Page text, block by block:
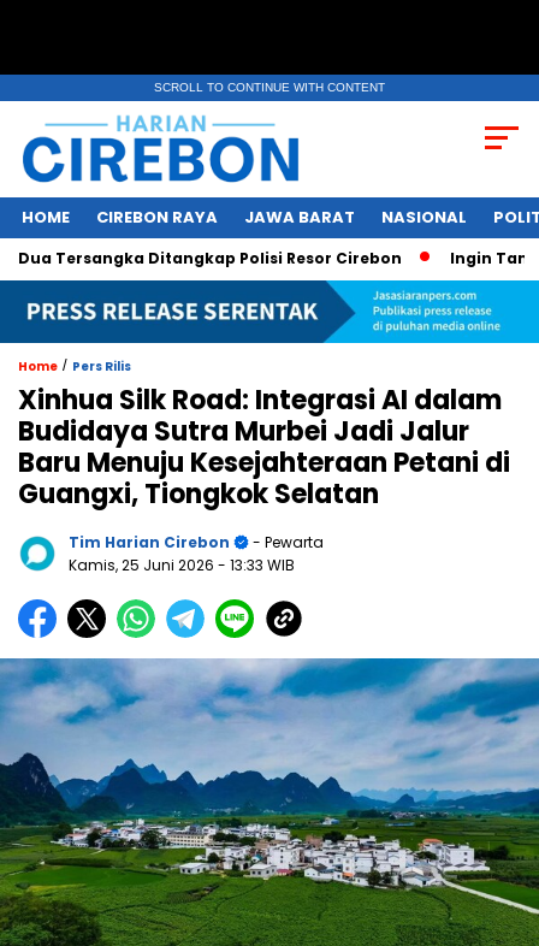
SCROLL TO CONTINUE WITH CONTENT
HOME CIREBON RAYA JAWA BARAT NASIONAL
Tersangka Ditangkap Polisi Resor Cirebon Ingin Tampil
Home / Pers Rilis
Xinhua Silk Road: Integrasi AI dalam
Budidaya Sutra Murbei Jadi Jalur
Baru Menuju Kesejahteraan Petani di
Guangxi, Tiongkok Selatan
Tim Harian Cirebon
- Pewarta
Kamis, 25 Juni 2026 - 13:33 WIB